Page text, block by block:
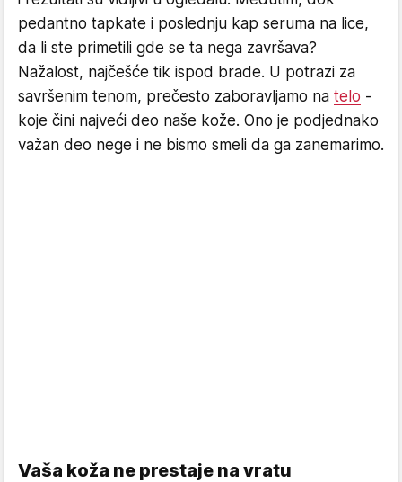
pedantno tapkate i poslednju kap seruma na lice,
da li ste primetili gde se ta nega završava?
Nažalost, najčešće tik ispod brade. U potrazi za
savršenim tenom, prečesto zaboravljamo na telo -
koje čini najveći deo naše kože. Ono je podjednako
važan deo nege i ne bismo smeli da ga zanemarimo.
Vaša koža ne prestaje na vratu